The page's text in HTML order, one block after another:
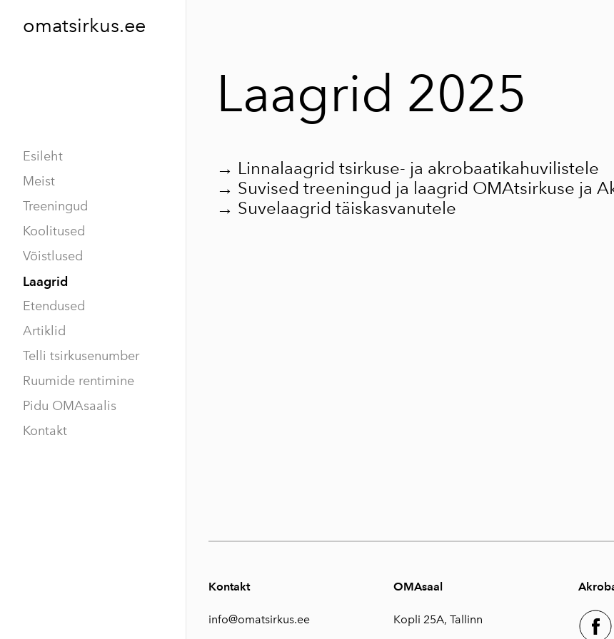
omatsirkus.ee
Esileht
Meist
Treeningud
Koolitused
Võistlused
Laagrid
Etendused
Artiklid
Telli tsirkusenumber
Ruumide rentimine
Pidu OMAsaalis
Kontakt
Laagrid 2025
→ Linnalaagrid tsirkuse- ja akrobaatikahuvilistele
→ Suvised treeningud ja laagrid OMAtsirkuse ja
→ Suvelaagrid täiskasvanutele
Kontakt
info@omatsirkus.ee
OMAsaal
Kopli 25A, Tallinn